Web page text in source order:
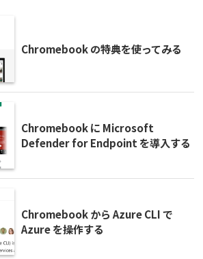
Chromebook の特典を使ってみる
Chromebook に Microsoft
Defender for Endpoint を導入する
Chromebook から Azure CLI で
Azure を操作する